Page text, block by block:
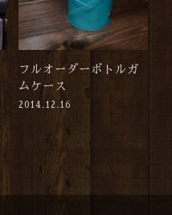
フルオーダーボトルガ
ムケース
2014.12.16